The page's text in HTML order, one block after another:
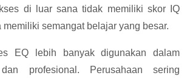
di luar sana tidak memiliki skor IQ
memiliki semangat belajar yang besar.
EQ lebih banyak digunakan dalam
profesional. Perusahaan sering